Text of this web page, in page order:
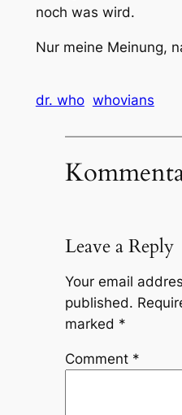
noch was wird.
Nur meine Meinung,
dr. who whovians
Leave a Reply
Your email
published.
marked *
Comment *